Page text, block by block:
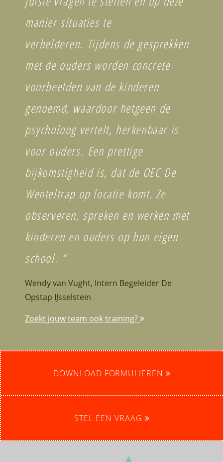
manier situaties te
verhelderen. Tijdens de gesprekken
met de ouders worden concrete
voorbeelden van de kinderen
genoemd, waardoor hetgeen de
psycholoog vertelt, herkenbaar is
voor ouders. Een prettige
bijkomstigheid is, dat de OEC De
Wenteltrap op locatie komt. Ze
observeren, spreken en werken met
kinderen en ouders op hun eigen
school. “
Wendy van Vught, Intern Begeleider De
Opstap IJsselstein
Zoekt jouw team ook training?
DOWNLOAD FORMULIEREN
STEL EEN VRAAG